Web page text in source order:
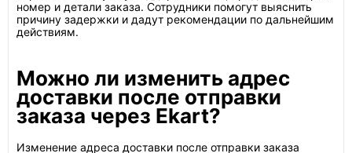
номер и детали заказа. Сотрудники помогут выяснить
причину задержки и дадут рекомендации по дальнейшим
действиям.
Можно ли изменить адрес
доставки после отправки
заказа через Ekart?
Изменение адреса доставки после отправки заказа